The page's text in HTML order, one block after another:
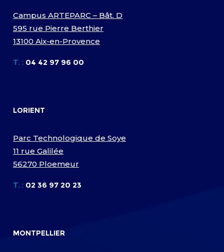
Campus ARTEPARC – Bât. D
595 rue Pierre Berthier
13100 Aix-en-Provence
T. : 04 42 97 96 00
LORIENT
Parc Technologique de Soye
11 rue Galilée
56270 Ploemeur
T. : 02 36 97 20 23
MONTPELLIER